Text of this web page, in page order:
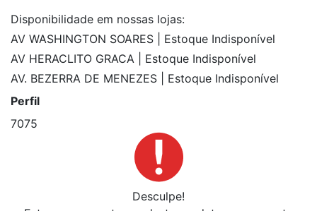
Disponibilidade em nossas lojas:
AV WASHINGTON SOARES | Estoque Indisponível
AV HERACLITO GRACA | Estoque Indisponível
AV. BEZERRA DE MENEZES | Estoque Indisponível
Perfil
7075
Desculpe!